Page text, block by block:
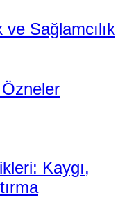
Sağlamcılık
Özneler
Kaygı,